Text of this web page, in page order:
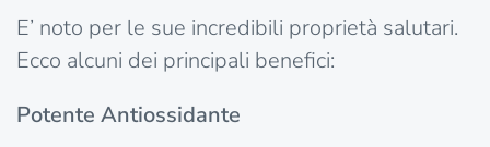
E’ noto per le sue incredibili proprietà salutari.
Ecco alcuni dei principali benefici:
Potente Antiossidante